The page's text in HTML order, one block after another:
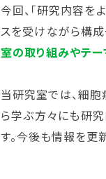
今回、「研究内容を
スを受けながら構成
室の取り組みやテー
当研究室では、細胞
ら学ぶ方々にも研
す。今後も情報を更